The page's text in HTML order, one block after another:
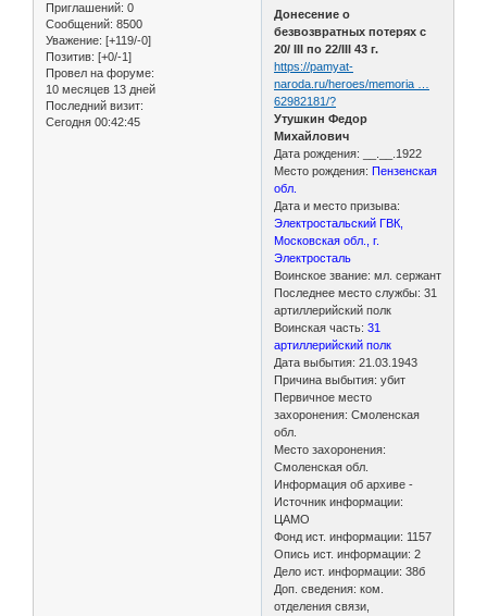
Приглашений: 0
Сообщений: 8500
Уважение: [+119/-0]
Позитив: [+0/-1]
Провел на форуме:
10 месяцев 13 дней
Последний визит:
Сегодня 00:42:45
Донесение о
безвозвратных потерях с
20/ III по 22/III 43 г.
https://pamyat-
naroda.ru/heroes/memoria …
62982181/?
Утушкин Федор
Михайлович
Дата рождения: __.__.1922
Место рождения: Пензенская
обл.
Дата и место призыва:
Электростальский ГВК,
Московская обл., г.
Электросталь
Воинское звание: мл. сержант
Последнее место службы: 31
артиллерийский полк
Воинская часть:31
артиллерийский полк
Дата выбытия: 21.03.1943
Причина выбытия: убит
Первичное место
захоронения: Смоленская
обл.
Место захоронения:
Смоленская обл.
Информация об архиве -
Источник информации:
ЦАМО
Фонд ист. информации: 1157
Опись ист. информации: 2
Дело ист. информации: 38б
Доп. сведения: ком.
отделения связи,